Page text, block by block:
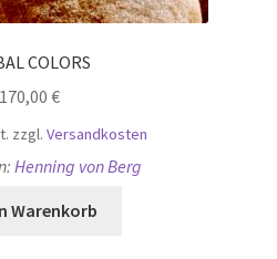
COLORS
170,00 €
zzgl. Versandkosten
Henning von Berg
Warenkorb